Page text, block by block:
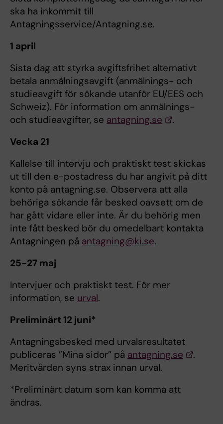
ska ha inkommit till
Antagningsservice/Antagning.se.
1 april
Sista dag att styrka avgiftsfrihet alternativt
betala anmälningsavgift (anmälnings- och
studieavgift för sökande utanför EU/EES och
Schweiz). För information om anmälnings-
och studieavgifter, se antagning.se
.
Vecka 21
Kallelse till intervju och praktiskt test skickas
ut till den e-postadress du har angivit på ditt
konto på antagning.se. Observera att alla
behöriga sökande får besked oavsett om de
har gått vidare eller inte. Är du behörig men
inte fått besked bör du omedelbart kontakta
Antagningen på antagning@ki.se.
25-27 maj
Intervjuer och praktiskt test. För mer
information, se urval.
Preliminärt 12 juni*
Antagningsbesked med urvalsresultatet
publiceras ”Mina sidor” på antagning.se
.
Meritvärden syns strax innan urval.
*Preliminärt datum som kan komma att
ändras.